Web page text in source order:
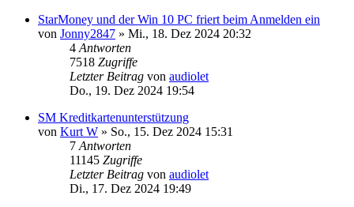
StarMoney und der Win 10 PC friert beim Anmelden ein
von Jonny2847 » Mi., 18. Dez 2024 20:32
4 Antworten
7518 Zugriffe
Letzter Beitrag von audiolet
Do., 19. Dez 2024 19:54
SM Kreditkartenunterstützung
von Kurt W » So., 15. Dez 2024 15:31
7 Antworten
11145 Zugriffe
Letzter Beitrag von audiolet
Di., 17. Dez 2024 19:49